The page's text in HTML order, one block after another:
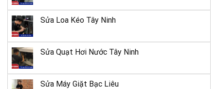
Sửa Loa Kéo Tây Ninh
Sửa Quạt Hơi Nước Tây Ninh
Sửa Máy Giặt Bạc Liêu